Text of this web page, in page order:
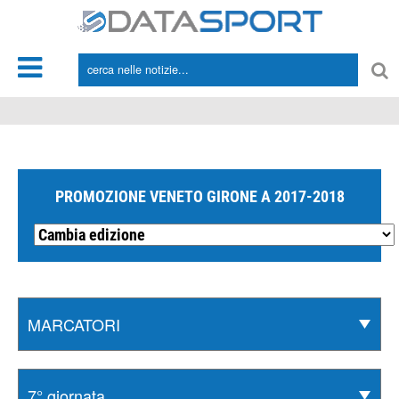
PROMOZIONE VENETO GIRONE A 2017-2018